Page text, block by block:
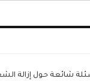
شائعة حول إزالة